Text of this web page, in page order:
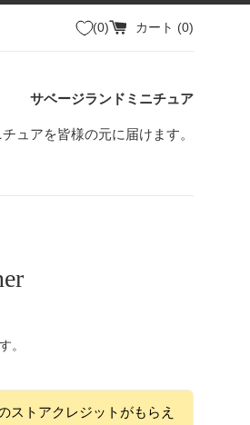
0 カート (0)
サベージランドミニチュア
ュアを皆様の元に届けます。
。
ストアクレジットがもらえ